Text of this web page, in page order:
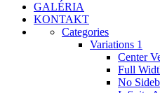
GALÉRIA
KONTAKT
Categories
Variations 1
Center
Full
No